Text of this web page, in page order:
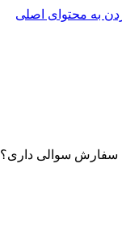
به محتوای اصلی
سفارش سوالی داری؟